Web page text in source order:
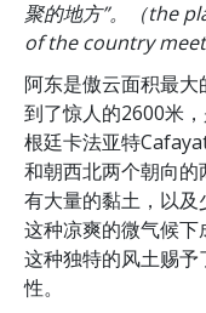
聚的地方”。（the
of the country
阿东是傲云面积最
到了惊人的2600米
根廷卡法亚特
和朝西北两个朝向
有大量的黏土，以
这种凉爽的微气候
这种独特的风土赐
性。